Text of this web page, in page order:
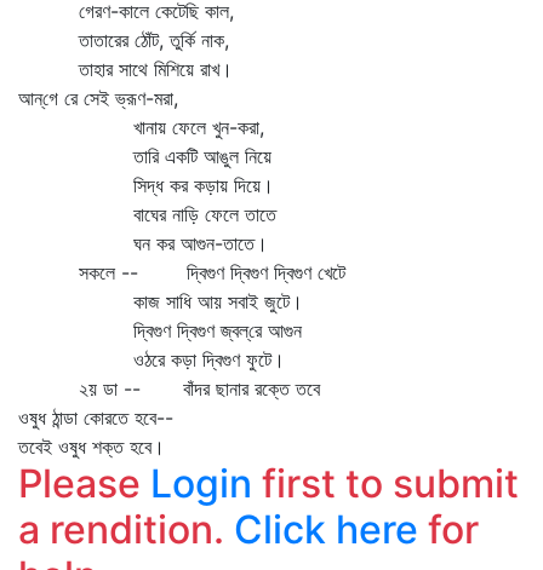
গেরণ-কালে কেটেছি কাল,
তাতারের ঠোঁট, তুর্কি নাক,
তাহার সাথে মিশিয়ে রাখ।
আন্‌গে রে সেই ভ্রূণ-মরা,
খানায় ফেলে খুন-করা,
তারি একটি আঙুল নিয়ে
সিদ্ধ কর কড়ায় দিয়ে।
বাঘের নাড়ি ফেলে তাতে
ঘন কর আগুন-তাতে।
সকলে -- দ্বিগুণ দ্বিগুণ দ্বিগুণ খেটে
কাজ সাধি আয় সবাই জুটে।
দ্বিগুণ দ্বিগুণ জ্বল্‌রে আগুন
ওঠরে কড়া দ্বিগুণ ফুটে।
২য় ডা -- বাঁদর ছানার রক্তে তবে
ওষুধ ঠান্ডা কোরতে হবে--
তবেই ওষুধ শক্ত হবে।
Please Login first to submit
a rendition. Click here for